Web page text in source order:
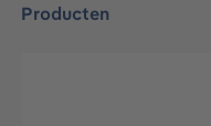
Producten